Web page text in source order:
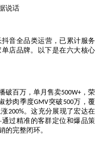
说话
音全品类运营，已累计服务
单店品牌。以下是在六大核心
破百万，单月售卖500W+ ，荣
炒肉季度GMV突破 500万，覆
200%。这充分展现了宏达在
过精准的客群定位和爆品策
的完整闭环。